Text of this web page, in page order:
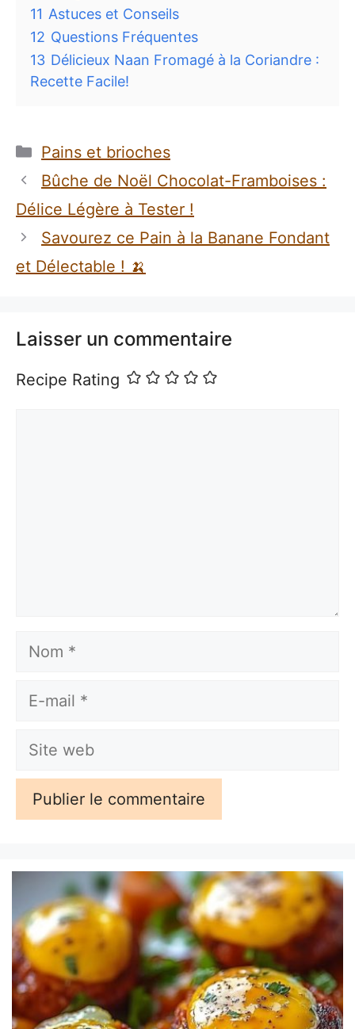
11 Astuces et Conseils
12 Questions Fréquentes
13 Délicieux Naan Fromagé à la Coriandre :
Recette Facile!
Catégories
Pains et brioches
Bûche de Noël Chocolat-Framboises :
Délice Légère à Tester !
Savourez ce Pain à la Banane Fondant
et Délectable ! 🍌
Laisser un commentaire
Recipe Rating
Nom
E-
Site